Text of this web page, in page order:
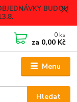
BUDOU
Menu
Hledat
0 ks
za 0,00 Kč